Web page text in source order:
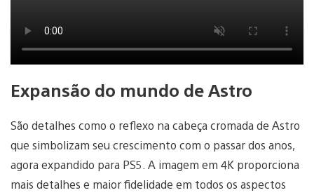
Expansão do mundo de Astro
São detalhes como o reflexo na cabeça cromada de Astro
que simbolizam seu crescimento com o passar dos anos,
agora expandido para PS5. A imagem em 4K proporciona
mais detalhes e maior fidelidade em todos os aspectos